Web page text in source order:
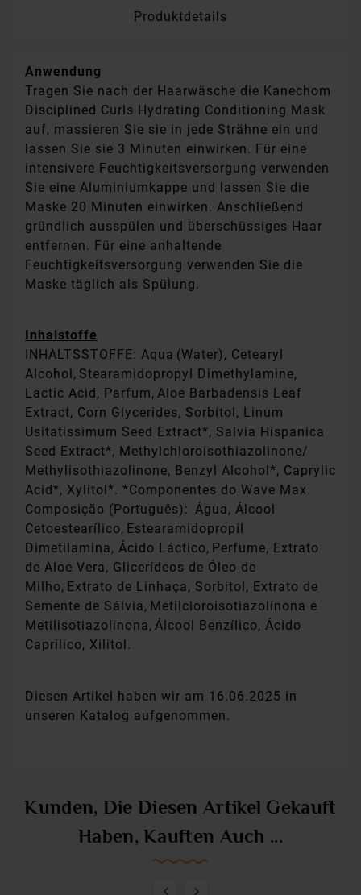
Produktdetails
Anwendung
Tragen Sie nach der Haarwäsche die Kanechom
Disciplined Curls Hydrating Conditioning Mask
auf, massieren Sie sie in jede Strähne ein und
lassen Sie sie 3 Minuten einwirken. Für eine
intensivere Feuchtigkeitsversorgung verwenden
Sie eine Aluminiumkappe und lassen Sie die
Maske 20 Minuten einwirken. Anschließend
gründlich ausspülen und überschüssiges Haar
entfernen. Für eine anhaltende
Feuchtigkeitsversorgung verwenden Sie die
Maske täglich als Spülung.
Inhalstoffe
INHALTSSTOFFE: Aqua (Water), Cetearyl
Alcohol, Stearamidopropyl Dimethylamine,
Lactic Acid, Parfum, Aloe Barbadensis Leaf
Extract, Corn Glycerides, Sorbitol, Linum
Usitatissimum Seed Extract*, Salvia Hispanica
Seed Extract*, Methylchloroisothiazolinone/
Methylisothiazolinone, Benzyl Alcohol*, Caprylic
Acid*, Xylitol*. *Componentes do Wave Max.
Composição (Português): Água, Álcool
Cetoestearílico, Estearamidopropil
Dimetilamina, Ácido Láctico, Perfume, Extrato
de Aloe Vera, Glicerídeos de Óleo de
Milho, Extrato de Linhaça, Sorbitol, Extrato de
Semente de Sálvia, Metilcloroisotiazolinona e
Metilisotiazolinona, Álcool Benzílico, Ácido
Caprilico, Xilitol.
Diesen Artikel haben wir am 16.06.2025 in
unseren Katalog aufgenommen.
Kunden, Die Diesen Artikel Gekauft
Haben, Kauften Auch ...
 